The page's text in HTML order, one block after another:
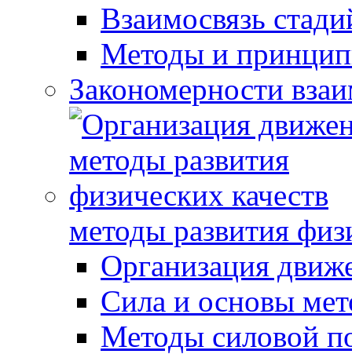
Взаимосвязь
Методы и
Закономерности
методы развития
Организация
Сила и основы
Методы силовой